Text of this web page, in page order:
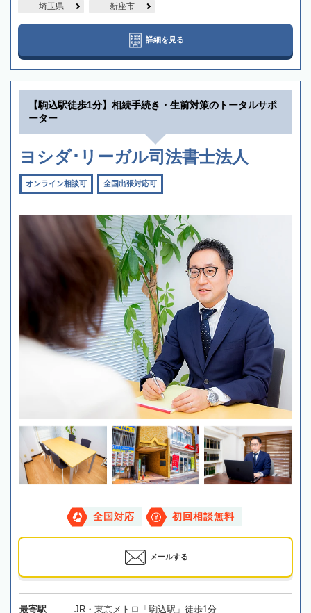
埼玉県 新座市
詳細を見る
【駒込駅徒歩1分】相続手続き・生前対策のトータルサポ
ーター
ヨシダ･リーガル司法書士法人
オンライン相談可 全国出張対応可
全国対応 初回相談無料
メールする
最寄駅 JR・東京メトロ「駒込駅」徒歩1分